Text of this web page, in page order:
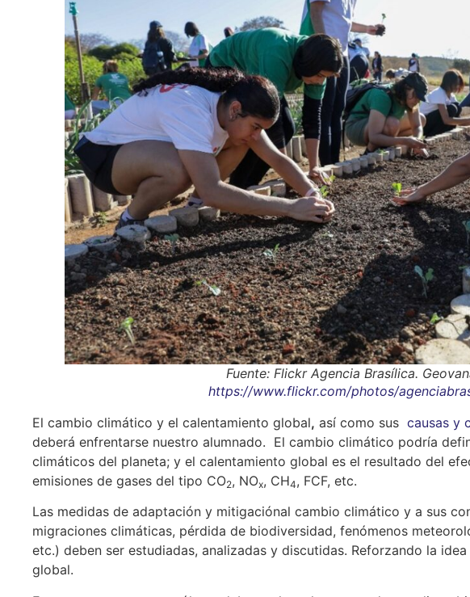
Fuente: Flickr Agencia Brasílica.
https://www.flickr.com/photos/
El cambio climático y el calentamiento global, así como sus causas y
deberá enfrentarse nuestro alumnado. El cambio climático podría
climáticos del planeta; y el calentamiento global es el resultado del
emisiones de gases del tipo CO2, NOx, CH4, FCF, etc.
Las medidas de adaptación y mitigaciónal cambio climático y a sus
migraciones climáticas, pérdida de biodiversidad, fenómenos
etc.) deben ser estudiadas, analizadas y discutidas. Reforzando la
global.